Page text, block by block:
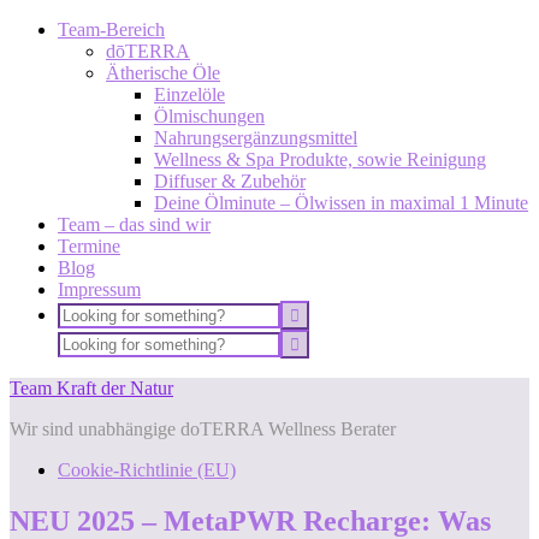
Team-Bereich
dōTERRA
Ätherische Öle
Einzelöle
Ölmischungen
Nahrungsergänzungsmittel
Wellness & Spa Produkte, sowie Reinigung
Diffuser & Zubehör
Deine Ölminute – Ölwissen in maximal 1 Minute
Team – das sind wir
Termine
Blog
Impressum
Team Kraft der Natur
Wir sind unabhängige doTERRA Wellness Berater
Cookie-Richtlinie (EU)
NEU 2025 – MetaPWR Recharge: Was